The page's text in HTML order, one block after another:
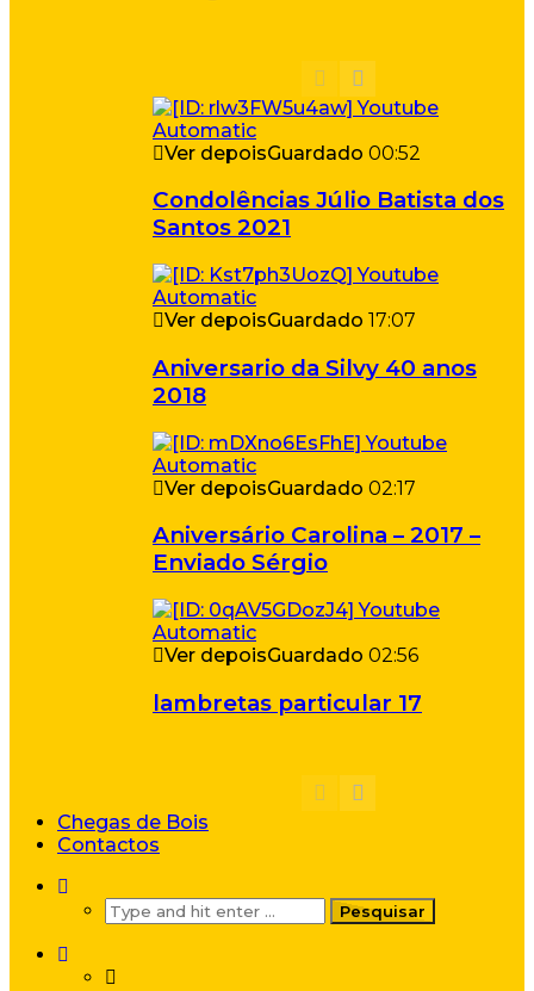
Ver depoisGuardado 00:52
Condolências Júlio Batista dos
Santos 2021
Ver depoisGuardado 17:07
Aniversario da Silvy 40 anos
2018
Ver depoisGuardado 02:17
Aniversário Carolina – 2017 –
Enviado Sérgio
Ver depoisGuardado 02:56
lambretas particular 17
Chegas de Bois
Contactos